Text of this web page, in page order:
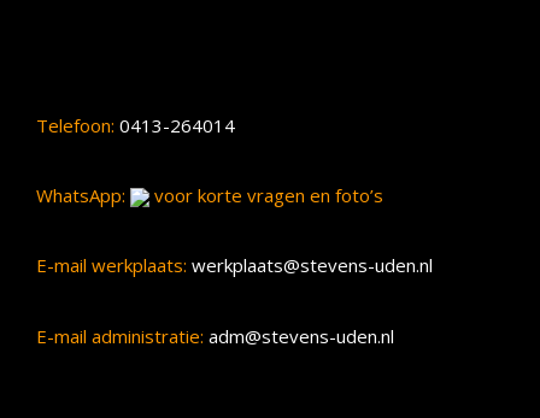
Telefoon: 0413-264014
WhatsApp: voor korte vragen en foto’s
E-mail werkplaats: werkplaats@stevens-uden.nl
E-mail administratie: adm@stevens-uden.nl